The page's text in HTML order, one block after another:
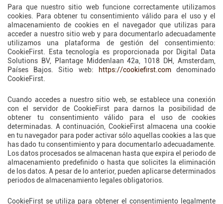
Para que nuestro sitio web funcione correctamente utilizamos
cookies. Para obtener tu consentimiento válido para el uso y el
almacenamiento de cookies en el navegador que utilizas para
acceder a nuestro sitio web y para documentarlo adecuadamente
utilizamos una plataforma de gestión del consentimiento:
CookieFirst. Esta tecnología es proporcionada por Digital Data
Solutions BV, Plantage Middenlaan 42a, 1018 DH, Amsterdam,
Países Bajos. Sitio web:
https://cookiefirst.comdenominado
CookieFirst.
Cuando accedes a nuestro sitio web, se establece una conexión
con el servidor de CookieFirst para darnos la posibilidad de
obtener tu consentimiento válido para el uso de cookies
determinadas. A continuación, CookieFirst almacena una cookie
en tu navegador para poder activar sólo aquellas cookies a las que
has dado tu consentimiento y para documentarlo adecuadamente.
Los datos procesados se almacenan hasta que expira el periodo de
almacenamiento predefinido o hasta que solicites la eliminación
de los datos. A pesar de lo anterior, pueden aplicarse determinados
periodos de almacenamiento legales obligatorios.
CookieFirst se utiliza para obtener el consentimiento legalmente